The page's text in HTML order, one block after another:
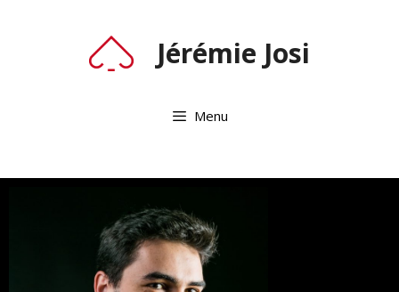
Jérémie Josi
Menu